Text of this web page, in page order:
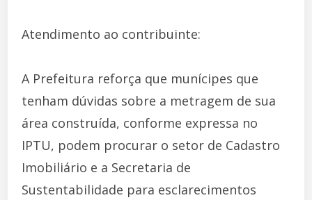
Atendimento ao contribuinte:
A Prefeitura reforça que munícipes que
tenham dúvidas sobre a metragem de sua
área construída, conforme expressa no
IPTU, podem procurar o setor de Cadastro
Imobiliário e a Secretaria de
Sustentabilidade para esclarecimentos